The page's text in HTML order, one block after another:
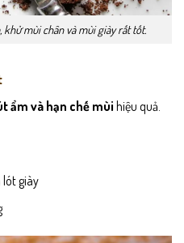
mùi chân và mùi giày rất tốt.
ẩm và hạn chế mùi hiệu quả.
giày